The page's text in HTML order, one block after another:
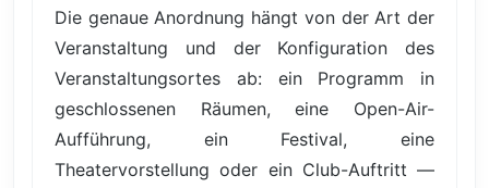
Die genaue Anordnung hängt von der Art der
Veranstaltung und der Konfiguration des
Veranstaltungsortes ab: ein Programm in
geschlossenen Räumen, eine Open-Air-
Aufführung, ein Festival, eine
Theatervorstellung oder ein Club-Auftritt —